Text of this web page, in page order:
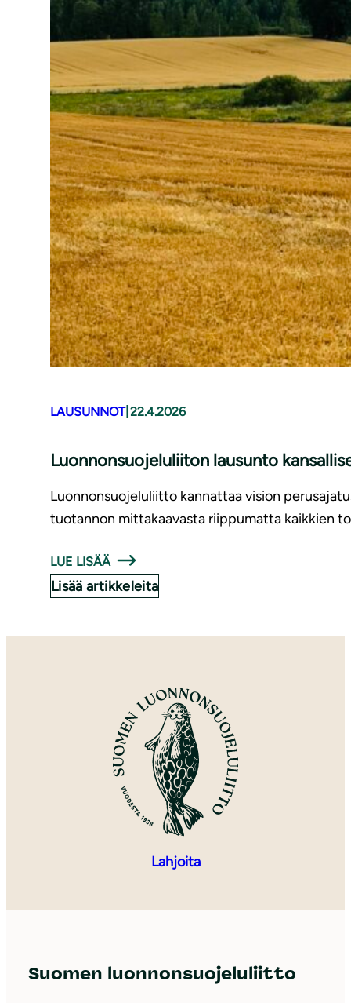
LAUSUNNOT| 22.4.2026
Luonnonsuojeluliiton lausunto
Luonnonsuojeluliitto kannattaa vision
tuotannon mittakaavasta riippumatta kaikkien
LUE LISÄÄ
Lisää artikkeleita
Lahjoita
Suomen luonnonsuojeluliitto